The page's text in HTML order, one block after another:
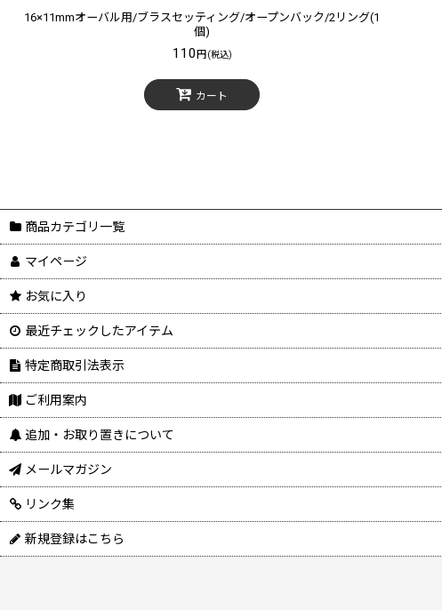
16×11mmオーバル用/ブラスセッティング/オープンバック/2リング(1
個)
110円(税込)
カート
商品カテゴリ一覧
マイページ
お気に入り
最近チェックしたアイテム
特定商取引法表示
ご利用案内
追加・お取り置きについて
メールマガジン
リンク集
新規登録はこちら